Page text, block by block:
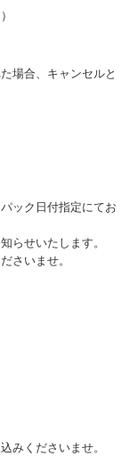
場合、キャンセルと
ック日付指定にてお
らせいたします。
さいませ。
みくださいませ。